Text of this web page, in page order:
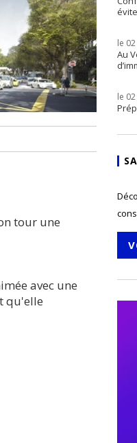
tour une
avec une
qu'elle
le
Au
le